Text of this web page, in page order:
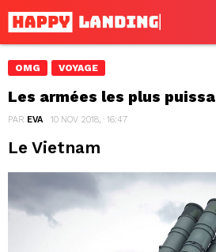
OMG VOYAGE
Les armées les plus
PAR EVA 10 NOV 2018, · 16:47
Le Vietnam